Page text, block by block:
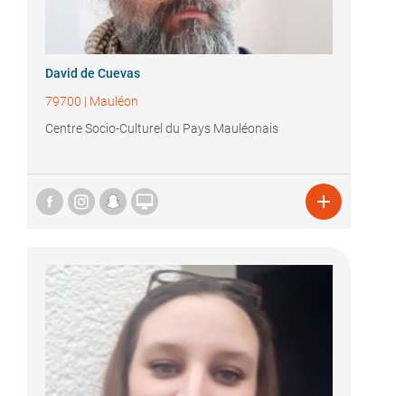
David de Cuevas
79700 | Mauléon
Centre Socio-Culturel du Pays Mauléonais
 